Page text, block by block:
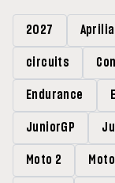
2027 Aprilia
circuits
Endurance
JuniorGP
Moto 2